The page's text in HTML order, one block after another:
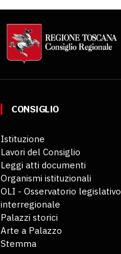
CONSIGLIO
Istituzione
Lavori del Consiglio
Leggi atti documenti
Organismi istituzionali
OLI - Osservatorio legislativo
interregionale
Palazzi storici
Arte a Palazzo
Stemma